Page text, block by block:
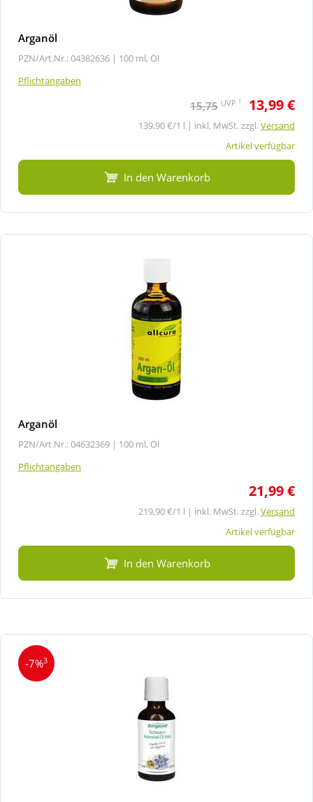
Arganöl
PZN/Art.Nr.: 04382636 | 100 ml, Öl
Pflichtangaben
15,75 UVP 1 13,99 €
139,90 €/1 l | inkl. MwSt. zzgl.Versand
Artikel verfügbar
In den Warenkorb
Arganöl
PZN/Art.Nr.: 04632369 | 100 ml, Öl
Pflichtangaben
21,99 €
219,90 €/1 l | inkl. MwSt. zzgl.Versand
Artikel verfügbar
In den Warenkorb
-7%3